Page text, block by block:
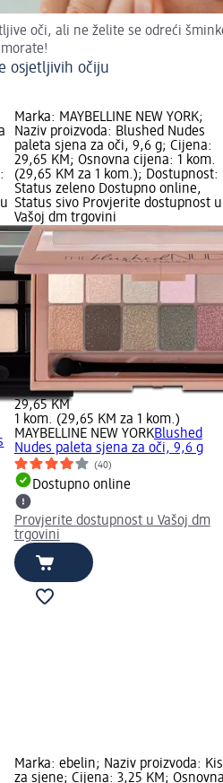
oči, ali ne želite se odreći
osjetljivih očiju
Marka: MAYBELLINE NEW YORK;
Naziv proizvoda: Blushed Nudes
paleta sjena za oči, 9,6 g; Cijena:
29,65 KM; Osnovna cijena: 1 kom.
(29,65 KM za 1 kom.); Dostupnost:
Status zeleno Dostupno online,
Status sivo Provjerite dostupnost u
Vašoj dm trgovini
29,65 KM
1 kom. (29,65 KM za 1 kom.)
MAYBELLINE NEW YORKBlushed
Nudes paleta sjena za oči, 9,6 g
(40)
Dostupno online
Provjerite dostupnost u Vašoj dm
trgovini
Marka: ebelin; Naziv proizvoda:
za sjene; Cijena: 3,25 KM; Osnovna